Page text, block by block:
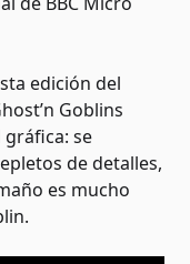
edición del
Goblins
gráfica: se
de detalles,
es mucho